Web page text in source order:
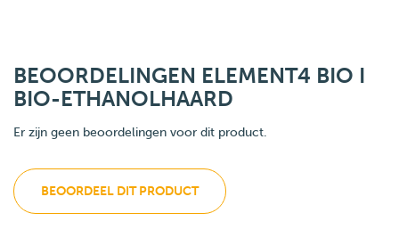
BEOORDELINGEN ELEMENT4 BIO I
BIO-ETHANOLHAARD
Er zijn geen beoordelingen voor dit product.
BEOORDEEL DIT PRODUCT